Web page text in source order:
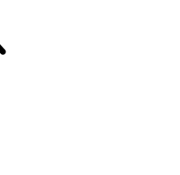
Se alla leverantörer